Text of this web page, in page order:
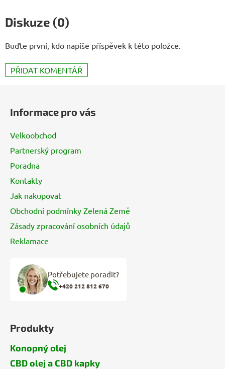
Diskuze (0)
Buďte první, kdo napíše příspěvek k této položce.
PŘIDAT KOMENTÁŘ
Informace pro vás
Velkoobchod
Partnerský program
Poradna
Kontakty
Jak nakupovat
Obchodní podmínky Zelená Země
Zásady zpracování osobních údajů
Reklamace
Potřebujete poradit?
+420 212 812 670
Produkty
Konopný olej
CBD olej a CBD kapky